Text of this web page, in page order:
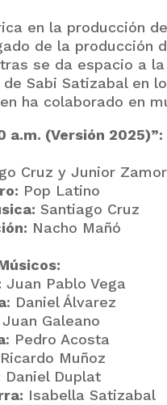
en la producción
de la producción
se da espacio a
Sabi Satizabal en
ha colaborado en
a.m. (Versión 2025)”:
Cruz y Junior
Pop Latino
Santiago Cruz
Nacho Mañó
Juan Pablo Vega
: Daniel Álvarez
Juan Galeano
: Pedro Acosta
Muñoz
Daniel Duplat
Isabella Satizabal